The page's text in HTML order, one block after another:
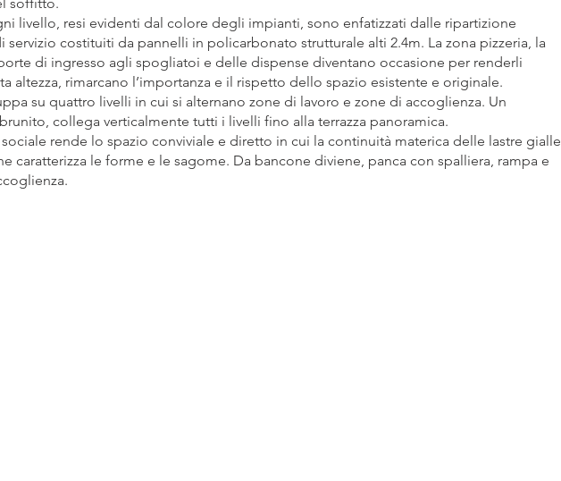
livello, resi evidenti dal colore degli impianti, sono enfatizzati dalle ripartizione
costituiti da pannelli in policarbonato strutturale alti 2.4m. La zona pizzeria, la
di ingresso agli spogliatoi e delle dispense diventano occasione per renderli
altezza, rimarcano l’importanza e il rispetto dello spazio esistente e originale.
su quattro livelli in cui si alternano zone di lavoro e zone di accoglienza. Un
collega verticalmente tutti i livelli fino alla terrazza panoramica.
rende lo spazio conviviale e diretto in cui la continuità materica delle lastre gialle
caratterizza le forme e le sagome. Da bancone diviene, panca con spalliera, rampa e